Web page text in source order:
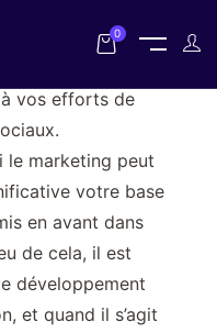
0
vous n’avez que
vos efforts de
le marketing peut
votre base
en avant dans
de cela, il est
développement
et quand il s’agit